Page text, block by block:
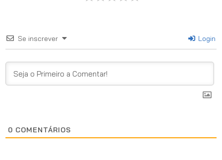
Se inscrever Login
0 COMENTÁRIOS